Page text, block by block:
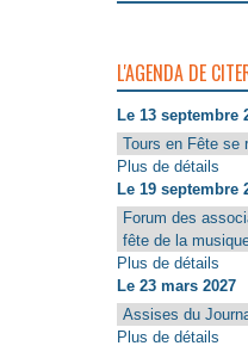
L'AGENDA DE
Le 13 septembre
Tours en Fête se
Plus de détails
Le 19 septembre
Forum des
fête de la
Plus de détails
Le 23 mars 2027
Assises du
Plus de détails